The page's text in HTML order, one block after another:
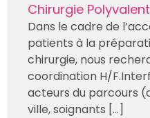
Chirurgie
Dans le cadre de
patients à la
chirurgie, nous
coordination H/
acteurs du parcours
ville, soignants [...]